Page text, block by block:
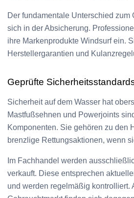
Der fundamentale Unterschied zum
sich in der Absicherung.
ihre Markenprodukte Windsurf ein.
Herstellergarantien und
Geprüfte
Sicherheit auf dem Wasser hat
Mastfußsehnen und Powerjoints
Komponenten. Sie gehören zu den
brenzlige Rettungsaktionen, wenn
Im Fachhandel werden
verkauft. Diese entsprechen
und werden regelmäßig kontrolliert.